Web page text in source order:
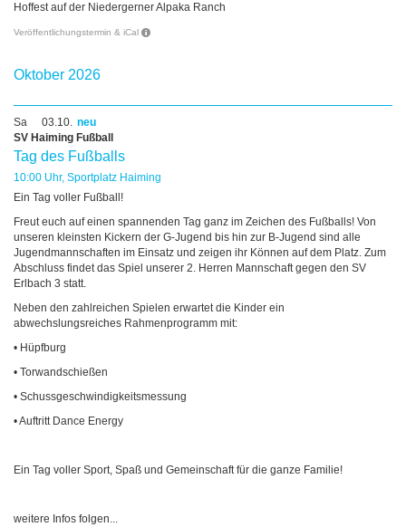
Hoffest auf der Niedergerner Alpaka Ranch
Veröffentlichungstermin & iCal
Oktober 2026
Sa 03.10. neu
SV Haiming Fußball
Tag des Fußballs
10:00 Uhr, Sportplatz Haiming
Ein Tag voller Fußball!
Freut euch auf einen spannenden Tag ganz im Zeichen des Fußballs! Von
unseren kleinsten Kickern der G-Jugend bis hin zur B-Jugend sind alle
Jugendmannschaften im Einsatz und zeigen ihr Können auf dem Platz. Zum
Abschluss findet das Spiel unserer 2. Herren Mannschaft gegen den SV
Erlbach 3 statt.
Neben den zahlreichen Spielen erwartet die Kinder ein
abwechslungsreiches Rahmenprogramm mit:
• Hüpfburg
• Torwandschießen
• Schussgeschwindigkeitsmessung
• Auftritt Dance Energy
Ein Tag voller Sport, Spaß und Gemeinschaft für die ganze Familie!
weitere Infos folgen...